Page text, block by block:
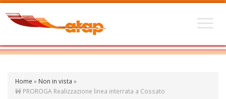
Home » Non in vista »
🚧 PROROGA Realizzazione linea interrata a Cossato